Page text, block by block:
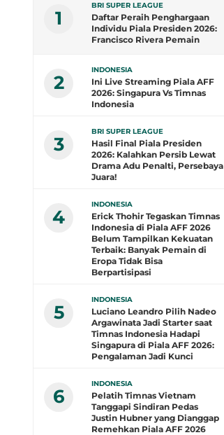
1
BRI SUPER LEAGUE
Daftar Peraih Penghargaan
Individu Piala Presiden 2026:
Francisco Rivera Pemain
2
INDONESIA
Ini Live Streaming Piala AFF
2026: Singapura Vs Timnas
Indonesia
3
BRI SUPER LEAGUE
Hasil Final Piala Presiden
2026: Kalahkan Persib Lewat
Drama Adu Penalti, Persebaya
Juara!
4
INDONESIA
Erick Thohir Tegaskan Timnas
Indonesia di Piala AFF 2026
Belum Tampilkan Kekuatan
Terbaik: Banyak Pemain di
Eropa Tidak Bisa
Berpartisipasi
5
INDONESIA
Luciano Leandro Pilih Nadeo
Argawinata Jadi Starter saat
Timnas Indonesia Hadapi
Singapura di Piala AFF 2026:
Pengalaman Jadi Kunci
6
INDONESIA
Pelatih Timnas Vietnam
Tanggapi Sindiran Pedas
Justin Hubner yang Dianggap
Remehkan Piala AFF 2026